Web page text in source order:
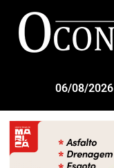
06/08/2026